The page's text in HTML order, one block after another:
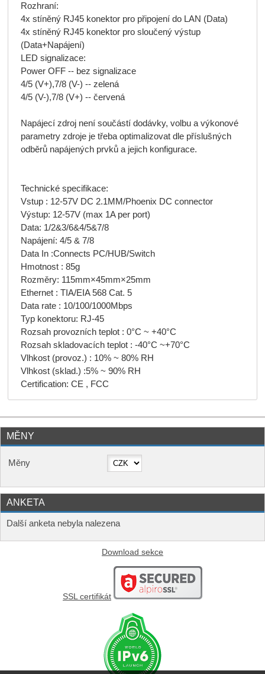
Rozhraní:
4x stíněný RJ45 konektor pro připojení do LAN (Data)
4x stíněný RJ45 konektor pro sloučený výstup
(Data+Napájení)
LED signalizace:
Power OFF -- bez signalizace
4/5 (V+),7/8 (V-) -- zelená
4/5 (V-),7/8 (V+) -- červená
Napájecí zdroj není součástí dodávky, volbu a výkonové
parametry zdroje je třeba optimalizovat dle příslušných
odběrů napájených prvků a jejich konfigurace.
Technické specifikace:
Vstup : 12-57V DC 2.1MM/Phoenix DC connector
Výstup: 12-57V (max 1A per port)
Data: 1/2&3/6&4/5&7/8
Napájení: 4/5 & 7/8
Data In :Connects PC/HUB/Switch
Hmotnost : 85g
Rozměry: 115mm×45mm×25mm
Ethernet : TIA/EIA 568 Cat. 5
Data rate : 10/100/1000Mbps
Typ konektoru: RJ-45
Rozsah provozních teplot : 0°C ~ +40°C
Rozsah skladovacích teplot : -40°C ~+70°C
Vlhkost (provoz.) : 10% ~ 80% RH
Vlhkost (sklad.) :5% ~ 90% RH
Certification: CE , FCC
MĚNY
Měny
ANKETA
Další anketa nebyla nalezena
Download sekce
SSL certifikát